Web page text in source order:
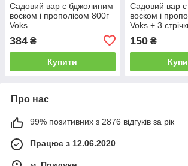
Садовий вар c бджолиним
воском і прополісом 800г
Voks
384 ₴
Купити
Садовий вар
воском і
Voks + 3
150₴
Про нас
99% позитивних з 2876 відгуків за рік
Працює з 12.06.2020